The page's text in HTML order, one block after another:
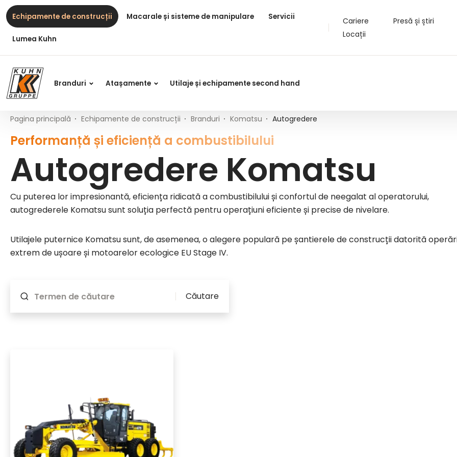
Conținut principal
Cuprins
Navigare principală
Table Of Content
Autogredere KomatsuAvantajele autogrederelor Komatsu
Echipamente de construcții Macarale și sisteme de manipulare Servicii
Lumea Kuhn
Cariere
Presă și știri
Locații
Branduri Atașamente Utilaje și echipamente second hand
Pagina principală Echipamente de construcții Branduri Komatsu Autogredere
Performanță și eficiență a combustibilului
Autogredere Komatsu
Cu puterea lor impresionantă, eficiența ridicată a combustibilului și confortul de neegalat al operatorului,
autogrederele Komatsu sunt soluția perfectă pentru operațiuni eficiente și precise de nivelare.
Utilajele puternice Komatsu sunt, de asemenea, o alegere populară pe șantierele de construcții datorită
extrem de ușoare și motoarelor ecologice EU Stage IV.
Căutare